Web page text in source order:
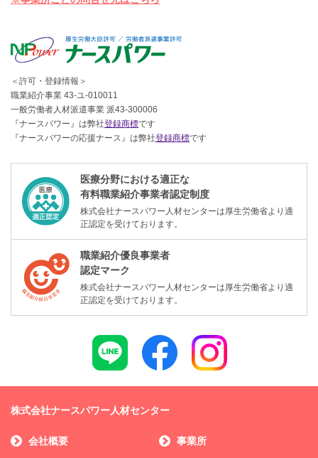
＜許可・登録情報＞
職業紹介事業 43-ユ-010011
一般労働者人材派遣事業 派43-300006
『ナースパワー』は弊社登録商標です
『ナースパワーの応援ナース』は弊社登録商標です
医療分野における適正な
有料職業紹介事業者認定制度
株式会社ナースパワー人材センターは厚生労働省より適
正認定を受けております。
職業紹介優良事業者
認定マーク
株式会社ナースパワー人材センターは厚生労働省より適
正認定を受けております。
株式会社ナースパワー人材センター
会社概要 事業所